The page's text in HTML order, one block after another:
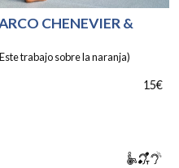
CHENEVIER &
trabajo sobre la naranja)
15€